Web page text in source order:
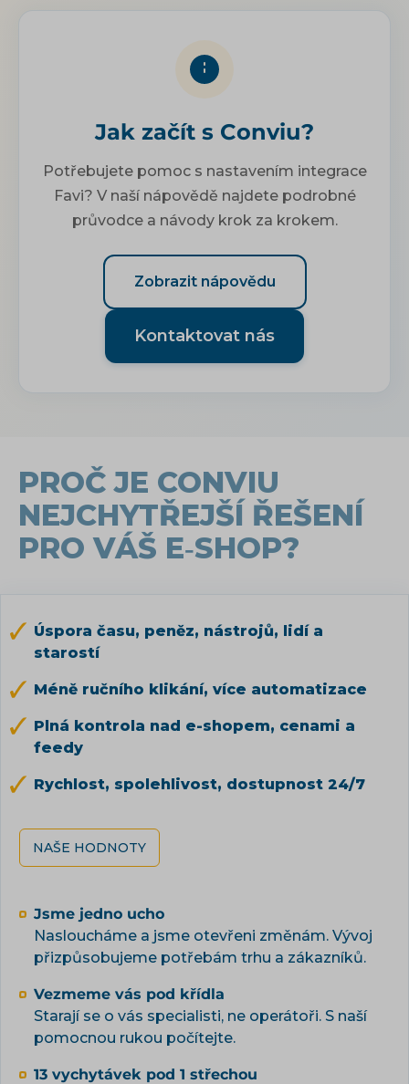
Jak začít s Conviu?
Potřebujete pomoc s nastavením integrace
Favi? V naší nápovědě najdete podrobné
průvodce a návody krok za krokem.
Zobrazit nápovědu
Kontaktovat nás
PROČ JE CONVIU
NEJCHYTŘEJŠÍ ŘEŠENÍ
PRO VÁŠ E‑SHOP?
Úspora času, peněz, nástrojů, lidí a
starostí
Méně ručního klikání, více automatizace
Plná kontrola nad e-shopem, cenami a
feedy
Rychlost, spolehlivost, dostupnost 24/7
NAŠE HODNOTY
Jsme jedno ucho
Nasloucháme a jsme otevřeni změnám. Vývoj
přizpůsobujeme potřebám trhu a zákazníků.
Vezmeme vás pod křídla
Starají se o vás specialisti, ne operátoři. S naší
pomocnou rukou počítejte.
13 vychytávek pod 1 střechou